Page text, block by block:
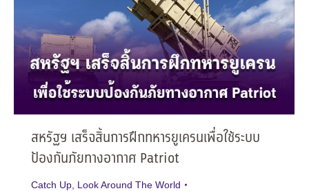
สหรัฐฯ เสร็จสิ้นการฝึกทหารยูเครนเพื่อใช้ระบบ
ป้องกันภัยทางอากาศ Patriot
Catch Up Look Around The World